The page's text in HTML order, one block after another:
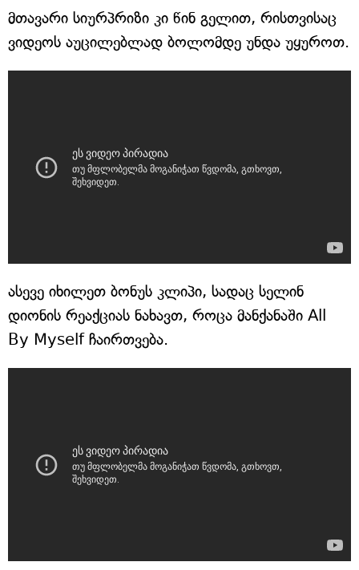
მთავარი სიურპრიზი კი წინ გელით, რისთვისაც
ვიდეოს აუცილებლად ბოლომდე უნდა უყუროთ.
ასევე იხილეთ ბონუს კლიპი, სადაც სელინ
დიონის რეაქციას ნახავთ, როცა მანქანაში All
By Myself ჩაირთვება.